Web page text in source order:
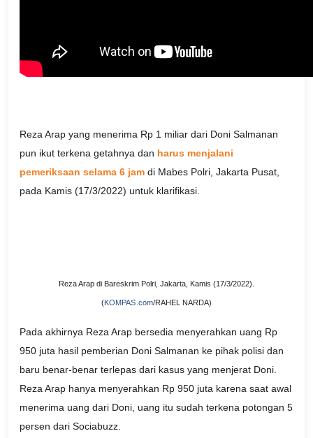
Reza Arap yang menerima Rp 1 miliar dari Doni Salmanan
pun ikut terkena getahnya dan harus menjalani
pemeriksaan selama 6 jam di Mabes Polri, Jakarta Pusat,
pada Kamis (17/3/2022) untuk klarifikasi.
Reza Arap di Bareskrim Polri, Jakarta, Kamis (17/3/2022).
(KOMPAS.com/RAHEL NARDA)
Pada akhirnya Reza Arap bersedia menyerahkan uang Rp
950 juta hasil pemberian Doni Salmanan ke pihak polisi dan
baru benar-benar terlepas dari kasus yang menjerat Doni.
Reza Arap hanya menyerahkan Rp 950 juta karena saat awal
menerima uang dari Doni, uang itu sudah terkena potongan 5
persen dari Sociabuzz.